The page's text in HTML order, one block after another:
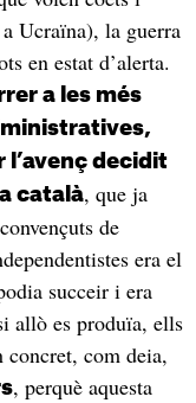
Ucraïna), la guerra
en estat d’alerta.
a les més
l’avenç decidit
català, que ja
de
era el
succeir i era
allò es produïa, ells
com deia,
, perquè aquesta